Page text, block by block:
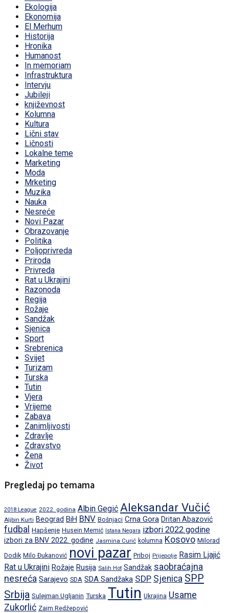
Ekologija
Ekonomija
El Merhum
Historija
Hronika
Humanost
In memoriam
Infrastruktura
Intervju
Jubileji
književnost
Kolumna
Kultura
Lični stav
Ličnosti
Lokalne teme
Marketing
Moda
Mrketing
Muzika
Nauka
Nesreće
Novi Pazar
Obrazovanje
Politika
Poljoprivreda
Priroda
Privreda
Rat u Ukrajini
Razonoda
Regija
Rožaje
Sandžak
Sjenica
Sport
Srebrenica
Svijet
Turizam
Turska
Tutin
Vjera
Vrijeme
Zabava
Zanimljivosti
Zdravlje
Zdravstvo
Žena
Život
Pregledaj po temama
2018 League 2022. godina Albin Gegić Aleksandar Vučić
Aljbin Kurti Beograd BiH BNV Bošnjaci Crna Gora Dritan Abazović
fudbal Hapšenje Husein Memić Istana Negara izbori 2022.godine
izbori za BNV 2022. godine Jasmina Curić kolumna Kosovo Milorad
Dodik Milo Đukanović novi pazar Priboj Prijepolje Rasim Ljajić
Rat u Ukrajini Rožaje Rusija Salih Hot Sandžak saobraćajna
nesreća Sarajevo SDA SDA Sandžaka SDP Sjenica SPP
Srbija Sulejman Ugljanin Turska Tutin Ukrajina Usame
Zukorlić Zaim Redžepović